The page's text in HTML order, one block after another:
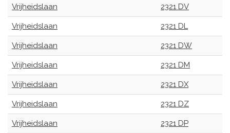
Vrijheidslaan 2321 DV
Vrijheidslaan 2321 DL
Vrijheidslaan 2321 DW
Vrijheidslaan 2321 DM
Vrijheidslaan 2321 DX
Vrijheidslaan 2321 DZ
Vrijheidslaan 2321 DP